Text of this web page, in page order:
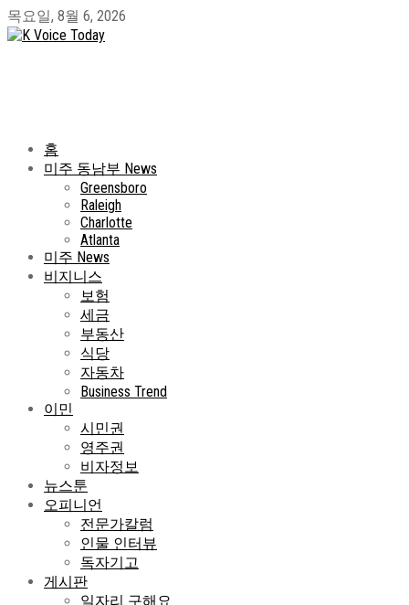
목요일, 8월 6, 2026
홈
미주 동남부 News
Greensboro
Raleigh
Charlotte
Atlanta
미주 News
비지니스
보험
세금
부동산
식당
자동차
Business Trend
이민
시민권
영주권
비자정보
뉴스툰
오피니언
전문가칼럼
인물 인터뷰
독자기고
게시판
일자리 구해요